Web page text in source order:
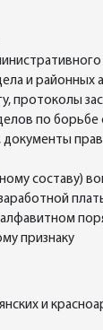
и
протоколы
по борьбе
составу)
признаку
и